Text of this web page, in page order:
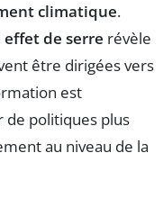
climatique.
effet de serre révèle
être dirigées vers
est
de politiques plus
au niveau de la